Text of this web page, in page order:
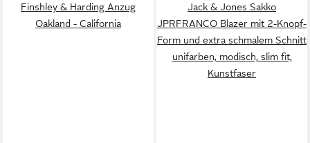
Finshley & Harding Anzug
Oakland - California
Jack & Jones Sakko
JPRFRANCO Blazer mit 2-Knopf-
Form und extra schmalem Schnitt
unifarben, modisch, slim fit,
Kunstfaser